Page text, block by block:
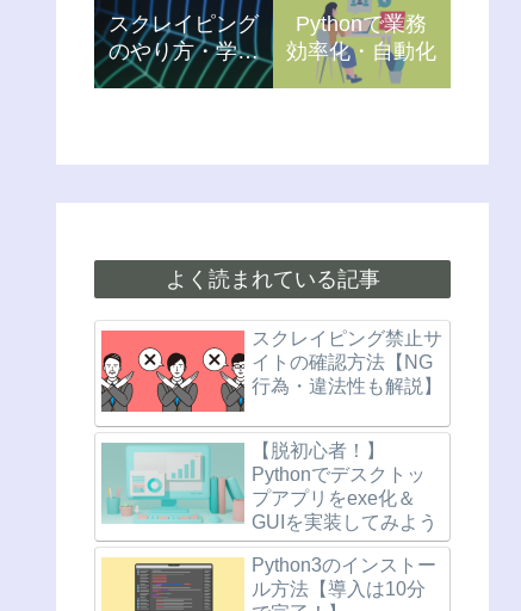
スクレイピング
のやり方・学習
方法
Pythonで業務
効率化・自動化
よく読まれている記事
スクレイピング禁止サ
イトの確認方法【NG
行為・違法性も解説】
【脱初心者！】
Pythonでデスクトッ
プアプリをexe化＆
GUIを実装してみよう
Python3のインストー
ル方法【導入は10分